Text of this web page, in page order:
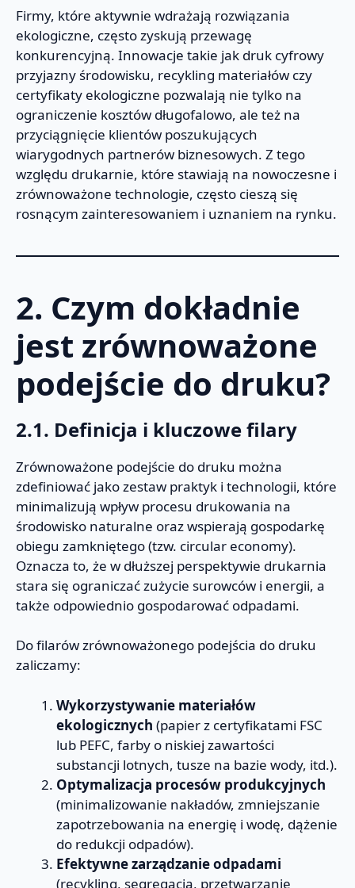
Firmy, które aktywnie wdrażają rozwiązania
ekologiczne, często zyskują przewagę
konkurencyjną. Innowacje takie jak druk cyfrowy
przyjazny środowisku, recykling materiałów czy
certyfikaty ekologiczne pozwalają nie tylko na
ograniczenie kosztów długofalowo, ale też na
przyciągnięcie klientów poszukujących
wiarygodnych partnerów biznesowych. Z tego
względu drukarnie, które stawiają na nowoczesne i
zrównoważone technologie, często cieszą się
rosnącym zainteresowaniem i uznaniem na rynku.
2. Czym dokładnie
jest zrównoważone
podejście do druku?
2.1. Definicja i kluczowe filary
Zrównoważone podejście do druku można
zdefiniować jako zestaw praktyk i technologii, które
minimalizują wpływ procesu drukowania na
środowisko naturalne oraz wspierają gospodarkę
obiegu zamkniętego (tzw. circular economy).
Oznacza to, że w dłuższej perspektywie drukarnia
stara się ograniczać zużycie surowców i energii, a
także odpowiednio gospodarować odpadami.
Do filarów zrównoważonego podejścia do druku
zaliczamy:
Wykorzystywanie materiałów
ekologicznych (papier z certyfikatami FSC
lub PEFC, farby o niskiej zawartości
substancji lotnych, tusze na bazie wody, itd.).
Optymalizacja procesów produkcyjnych
(minimalizowanie nakładów, zmniejszanie
zapotrzebowania na energię i wodę, dążenie
do redukcji odpadów).
Efektywne zarządzanie odpadami
(recykling, segregacja, przetwarzanie